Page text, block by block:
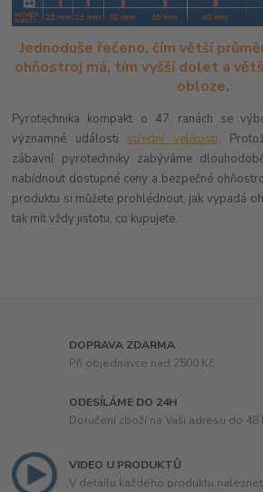
Jednoduše řečeno, čím větší
ohňostroj má, tím vyšší dolet a
obloze.
Pyrotechnika kompakt o 47 ranách se
významné události střední velikosti.
zábavní pyrotechniky zabýváme
nabídnout dostupné ceny a bezpečné
produktu si můžete prohlédnout, jak vypadá
tak mít vždy jistotu, co kupujete.
DOPRAVA ZDARMA
Při objednávce nad 2500 Kč
ODESÍLÁME DO 24H
Doručení zboží na Vaši adresu do 48
VIDEO U PRODUKTŮ
V detailu každého produktu